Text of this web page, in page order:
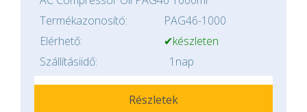
Termékazonosító:
PAG46-1000
Elérhető:
✔készleten
Szállításiidő:
1nap
Részletek